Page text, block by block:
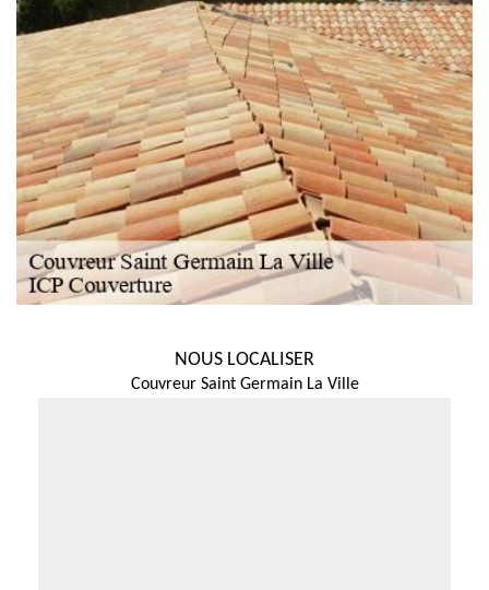
NOUS LOCALISER
Couvreur Saint Germain La Ville